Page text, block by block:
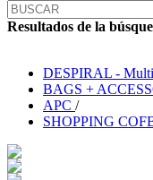
Resultados de la
DESPIRAL -
BAGS +
APC /
SHOPPING